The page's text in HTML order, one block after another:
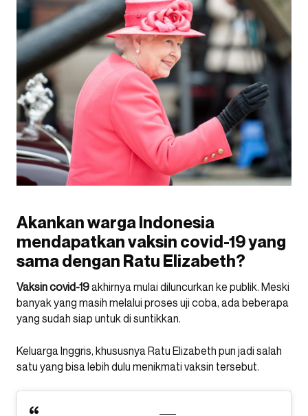
Akankan warga Indonesia
mendapatkan vaksin covid-19 yang
sama dengan Ratu Elizabeth?
Vaksin covid-19akhirnya mulai diluncurkan ke publik. Meski
banyak yang masih melalui proses uji coba, ada beberapa
yang sudah siap untuk di suntikkan.
Keluarga Inggris, khususnya Ratu Elizabeth pun jadi salah
satu yang bisa lebih dulu menikmati vaksin tersebut.